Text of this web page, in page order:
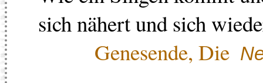
sich nähert und sich
Genesende, Die